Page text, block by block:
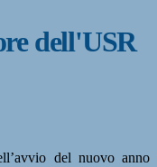
dell'USR
del nuovo anno